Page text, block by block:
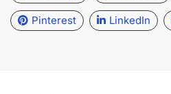
Pinterest LinkedIn